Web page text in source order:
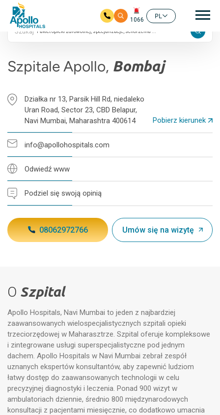
Przejdź do głównej zawartości
1066
PL
4.6 ocen Google
Szukaj
Szpitale Apollo, Bombaj
Działka nr 13, Parsik Hill Rd, niedaleko
Uran Road, Sector 23, CBD Belapur,
Navi Mumbai, Maharashtra 400614
Pobierz kierunek
info@apollohospitals.com
Odwiedź www
Podziel się swoją opinią
08062972766 Umów się na wizytę
O Szpital
Apollo Hospitals, Navi Mumbai to jeden z najbardziej
zaawansowanych wielospecjalistycznych szpitali opieki
trzeciorzędowej w Maharasztrze. Szpital oferuje kompleksowe
i zintegrowane usługi superspecjalistyczne pod jednym
dachem. Apollo Hospitals w Navi Mumbai zebrał zespół
uznanych ekspertów konsultantów, aby zapewnić ludziom
łatwy dostęp do zaawansowanych technologii w celu
precyzyjnej diagnostyki i leczenia. Ponad 900 wizyt w
ambulatoriach dziennie, średnio 800 międzynarodowych
konsultacji z pacjentami miesięcznie, co dodatkowo umacnia